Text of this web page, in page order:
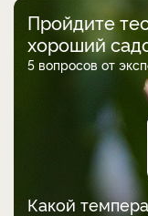
Пройдите
хороший
5 вопросов от
Какой